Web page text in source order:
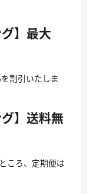
】最大
割引いたしま
】送料無
ころ、定期便は